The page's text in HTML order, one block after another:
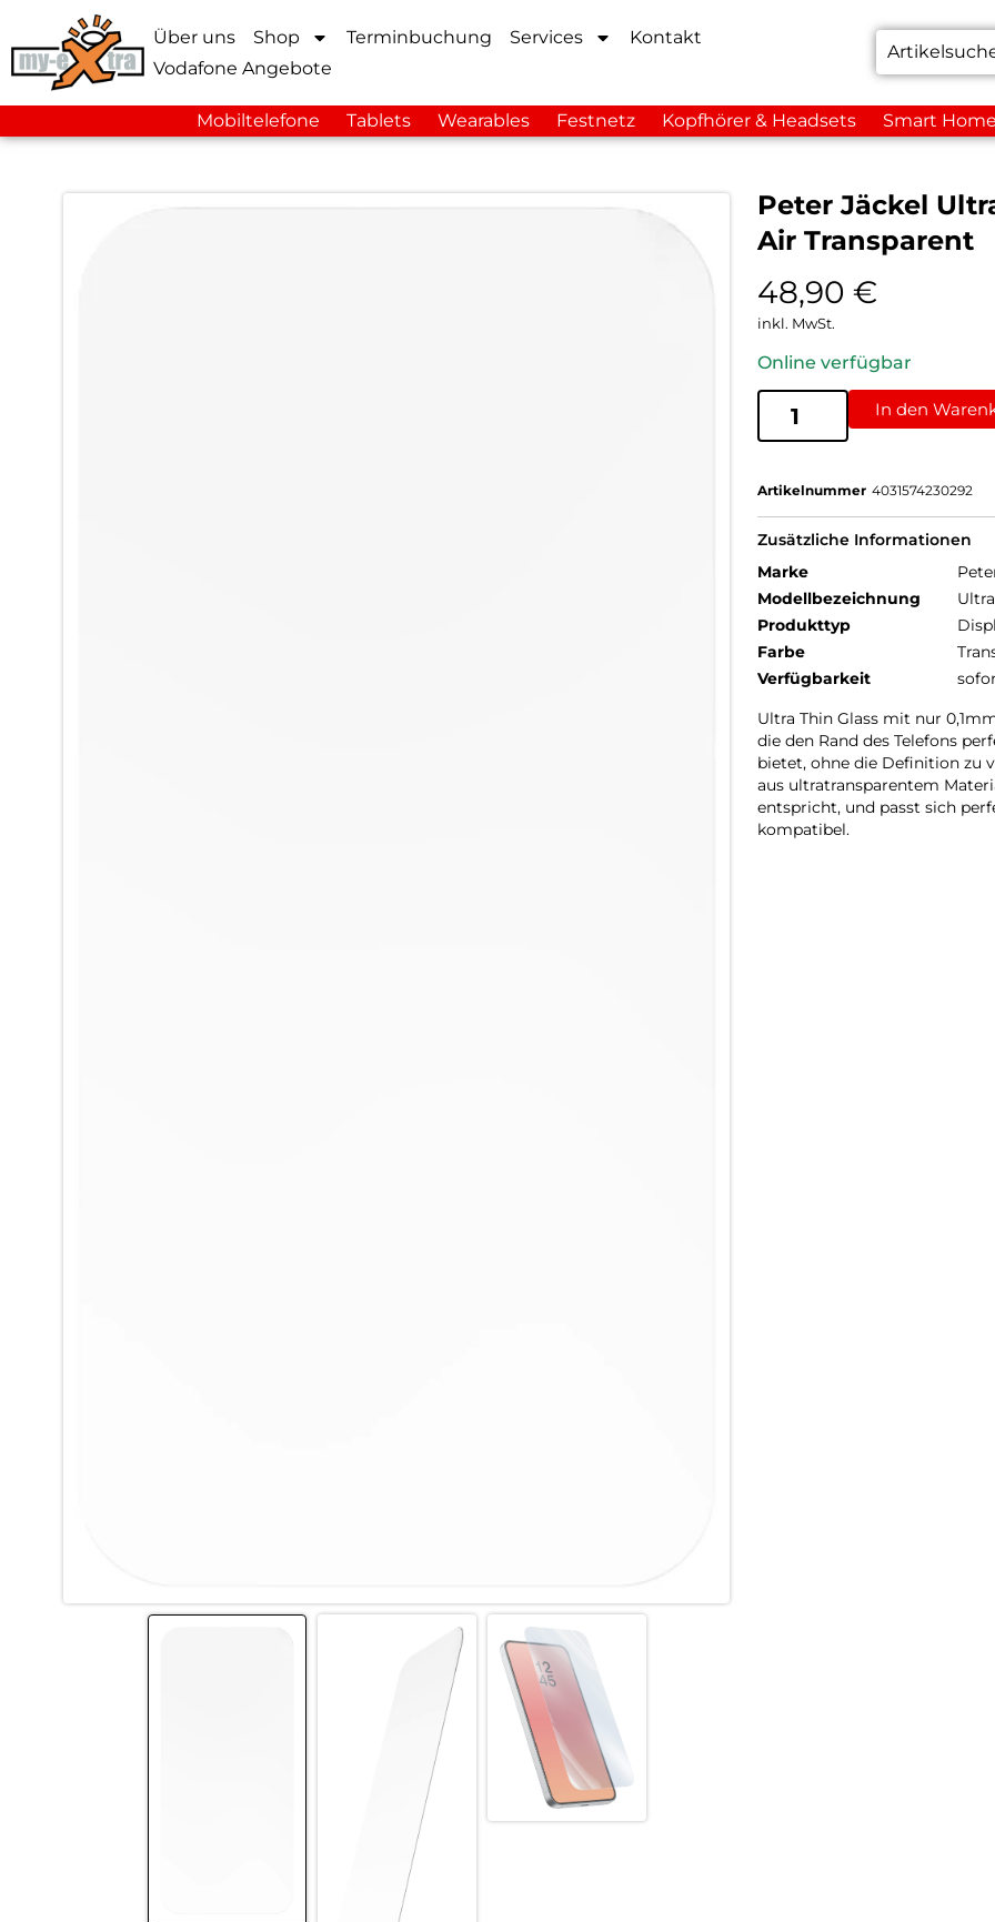
Über uns Shop Terminbuchung Services
Kontakt
Vodafone Angebote
Mobiltelefone Tablets Wearables Festnetz Kopfhörer & Headsets Smart
Peter Jäckel
Air Transparent
48,90 €
inkl. MwSt.
Online verfügbar
In den
Artikelnummer 4031574230292
Zusätzliche Informationen
Marke
Modellbezeichnung
Produkttyp
Farbe
Verfügbarkeit
Ultra Thin Glass mit nur
die den Rand des Telefons
bietet, ohne die Definition zu
aus ultratransparentem
entspricht, und passt sich
kompatibel.